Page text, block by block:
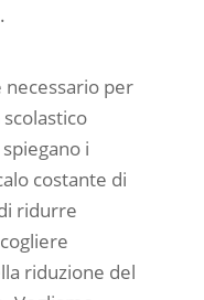
necessario per
i
costante di
ridurre
riduzione del